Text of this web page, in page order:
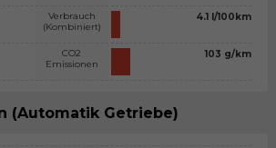
Verbrauch
(Kombiniert)
CO2
Emissionen
4.1 l/100km
103 g/km
(Automatik Getriebe)